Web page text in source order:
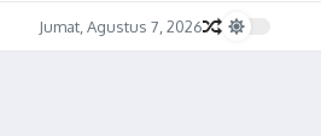
Jumat, Agustus 7, 2026